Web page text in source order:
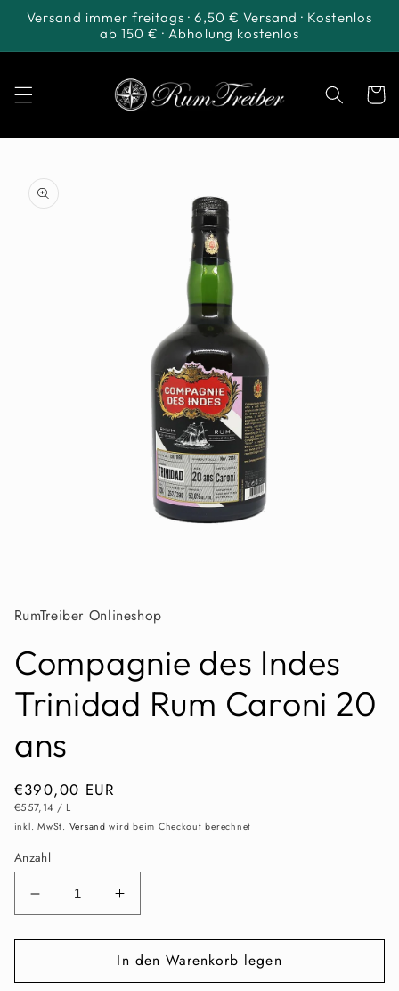
zum
Versand immer freitags · 6,50 € Versand · Kostenlos
ab 150 € · Abholung kostenlos
RumTreiber Onlineshop
Compagnie des Indes
Trinidad Rum Caroni 20
ans
Normaler
Preis
€390,00 EUR
GRUNDPREIS
€557,14 / PRO
L
inkl. MwSt. Versand wird beim Checkout berechnet
Anzahl
Verringere
die
Menge
Compagnie
Erhöhe
die
Menge
für
Compagnie
In den Warenkorb legen